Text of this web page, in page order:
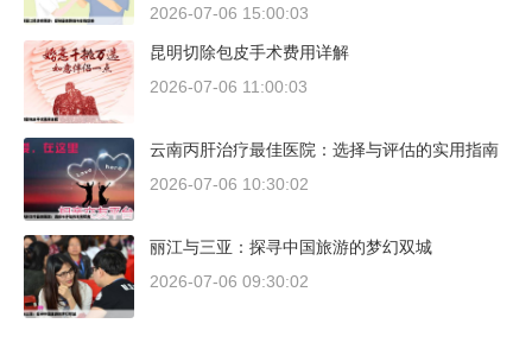
2026-07-06 15:00:03
昆明切除包皮手术费用详解
2026-07-06 11:00:03
云南丙肝治疗最佳医院：选择与评估的实用指南
2026-07-06 10:30:02
丽江与三亚：探寻中国旅游的梦幻双城
2026-07-06 09:30:02